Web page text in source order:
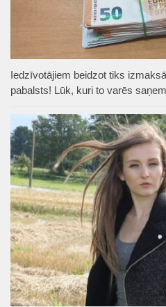
Iedzīvotājiem beidzot tiks
pabalsts! Lūk, kuri to varēs